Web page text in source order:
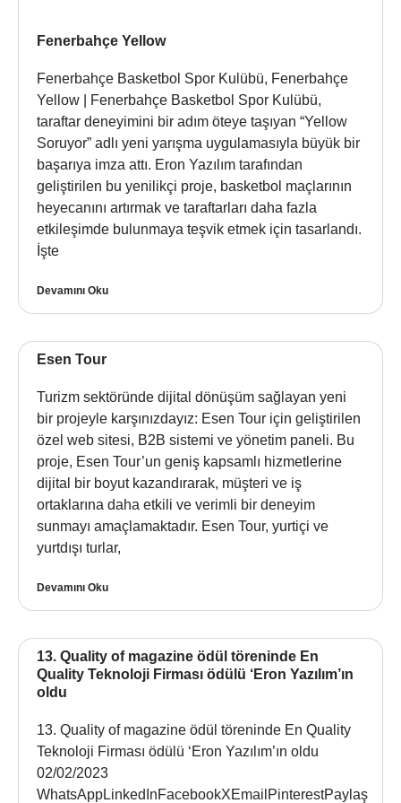
Fenerbahçe Yellow
Fenerbahçe Basketbol Spor Kulübü, Fenerbahçe
Yellow | Fenerbahçe Basketbol Spor Kulübü,
taraftar deneyimini bir adım öteye taşıyan “Yellow
Soruyor” adlı yeni yarışma uygulamasıyla büyük bir
başarıya imza attı. Eron Yazılım tarafından
geliştirilen bu yenilikçi proje, basketbol maçlarının
heyecanını artırmak ve taraftarları daha fazla
etkileşimde bulunmaya teşvik etmek için tasarlandı.
İşte
Devamını Oku
Esen Tour
Turizm sektöründe dijital dönüşüm sağlayan yeni
bir projeyle karşınızdayız: Esen Tour için geliştirilen
özel web sitesi, B2B sistemi ve yönetim paneli. Bu
proje, Esen Tour’un geniş kapsamlı hizmetlerine
dijital bir boyut kazandırarak, müşteri ve iş
ortaklarına daha etkili ve verimli bir deneyim
sunmayı amaçlamaktadır. Esen Tour, yurtiçi ve
yurtdışı turlar,
Devamını Oku
13. Quality of magazine ödül töreninde En
Quality Teknoloji Firması ödülü ‘Eron Yazılım’ın
oldu
13. Quality of magazine ödül töreninde En Quality
Teknoloji Firması ödülü ‘Eron Yazılım’ın oldu
02/02/2023
WhatsAppLinkedInFacebookXEmailPinterestPaylaş